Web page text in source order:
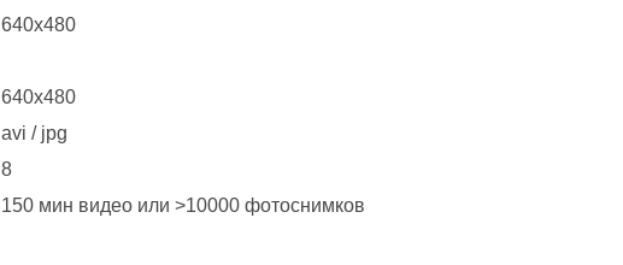
640х480
640х480
avi / jpg
8
150 мин видео или >10000 фотоснимков